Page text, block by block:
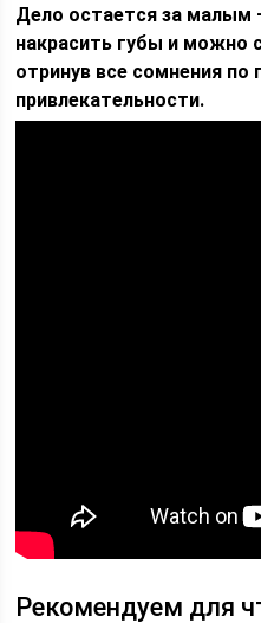
Дело остается за малым
накрасить губы и можно
отринув все сомнения по
привлекательности.
Рекомендуем для